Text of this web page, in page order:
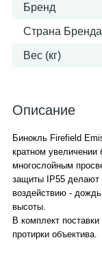
Бренд
Страна Бренда
Вес (кг)
Описание
Бинокль Firefield
кратном увеличении
многослойным
защиты IP55 делают
воздействию -
высоты.
В комплект
протирки объектива.